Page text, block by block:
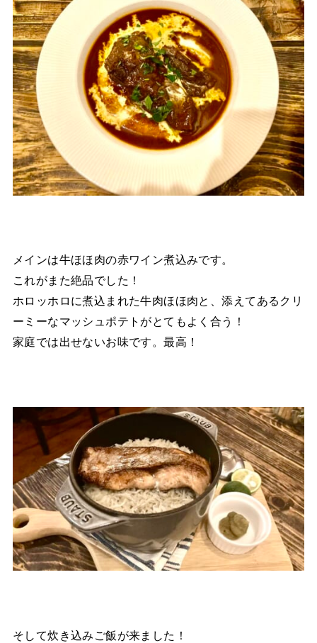
メインは牛ほほ肉の赤ワイン煮込みです。
これがまた絶品でした！
ホロッホロに煮込まれた牛肉ほほ肉と、添えてあるクリ
ーミーなマッシュポテトがとてもよく合う！
家庭では出せないお味です。最高！
そして炊き込みご飯が来ました！